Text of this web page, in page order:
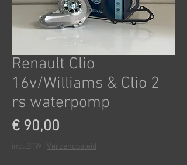
Renault Clio
16v/Williams & Clio 2
rs waterpomp
€ 90,00
incl.BTW Verzendbeleid